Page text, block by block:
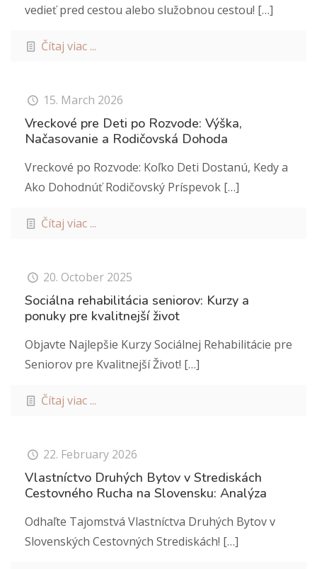
vedieť pred cestou alebo služobnou cestou! […]
Čítaj viac ...
15. March 2026
Vreckové pre Deti po Rozvode: Výška,
Načasovanie a Rodičovská Dohoda
Vreckové po Rozvode: Koľko Deti Dostanú, Kedy a
Ako Dohodnúť Rodičovský Príspevok […]
Čítaj viac ...
20. October 2025
Sociálna rehabilitácia seniorov: Kurzy a
ponuky pre kvalitnejší život
Objavte Najlepšie Kurzy Sociálnej Rehabilitácie pre
Seniorov pre Kvalitnejší Život! […]
Čítaj viac ...
22. February 2026
Vlastníctvo Druhých Bytov v Strediskách
Cestovného Rucha na Slovensku: Analýza
Odhaľte Tajomstvá Vlastníctva Druhých Bytov v
Slovenských Cestovných Strediskách! […]